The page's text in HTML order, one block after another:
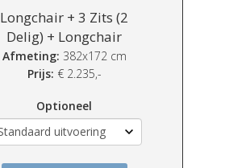
Longchair + 3 Zits (2
Delig) + Longchair
Afmeting: 382x172 cm
Prijs: € 2.235,-
Optioneel